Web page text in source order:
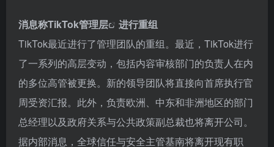
消息称TikTok管理层
进行重组
TikTok最近进行了管理团队的重组。最近，TikTok进行
了一系列的高层变动，包括内容审核部门的负责人在内
的多位高管被更换。新的领导团队将直接向首席执行官
周受资汇报。此外，负责欧洲、中东和非洲地区的部门
总经理以及政府关系与公共政策副总裁也将离开公司。
据内部消息，全球信任与安全主管基南将离开现有职